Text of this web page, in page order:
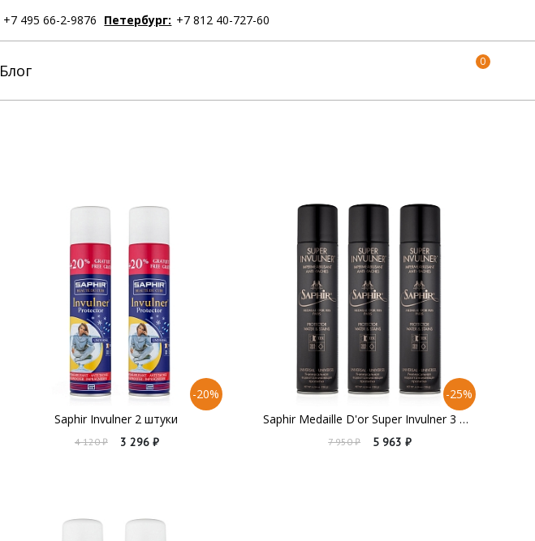
+7 495 66-2-9876 Петербург: +7 812 40-727-60
Блог 0
-20%
Saphir Invulner 2 штуки
4 120 ₽ 3 296 ₽
-25%
Saphir Medaille D'or Super Invulner 3 штуки
7 950 ₽ 5 963 ₽